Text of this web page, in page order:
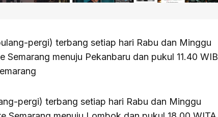
pergi) terbang setiap hari Rabu dan Minggu
Semarang menuju Pekanbaru dan pukul 11.40 WIB
pergi) terbang setiap hari Rabu dan Minggu